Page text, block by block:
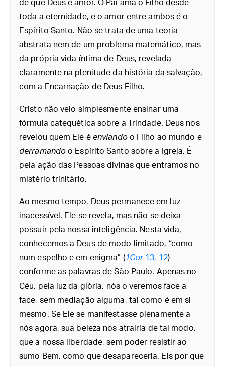
de que Deus é amor. O Pai ama o Filho desde
toda a eternidade, e o amor entre ambos é o
Espírito Santo. Não se trata de uma teoria
abstrata nem de um problema matemático, mas
da própria vida íntima de Deus, revelada
claramente na plenitude da história da salvação,
com a Encarnação de Deus Filho.
Cristo não veio simplesmente ensinar uma
fórmula catequética sobre a Trindade. Deus nos
revelou quem Ele é enviandoo Filho ao mundo e
derramando o Espírito Santo sobre a Igreja. É
pela ação das Pessoas divinas que entramos no
mistério trinitário.
Ao mesmo tempo, Deus permanece em luz
inacessível. Ele se revela, mas não se deixa
possuir pela nossa inteligência. Nesta vida,
conhecemos a Deus de modo limitado, “como
num espelho e em enigma” (1Cor13, 12)
conforme as palavras de São Paulo. Apenas no
Céu, pela luz da glória, nós o veremos face a
face, sem mediação alguma, tal como é em si
mesmo. Se Ele se manifestasse plenamente a
nós agora, sua beleza nos atrairia de tal modo,
que a nossa liberdade, sem poder resistir ao
sumo Bem, como que desapareceria. Eis por que